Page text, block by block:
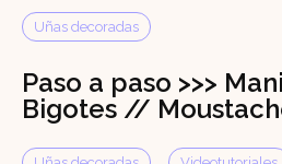
Uñas decoradas
Paso a paso >>>
Bigotes //